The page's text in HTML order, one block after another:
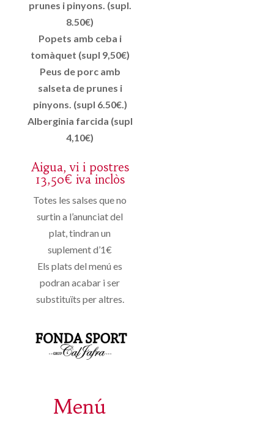
prunes i pinyons. (supl.
8.50€)
Popets amb ceba i
tomàquet (supl 9,50€)
Peus de porc amb
salseta de prunes i
pinyons. (supl 6.50€.)
Alberginia farcida (supl
4,10€)
Aigua, vi i postres
13,50€ iva inclòs
Totes les salses que no
surtin a l’anunciat del
plat, tindran un
suplement d’1€
Els plats del menú es
podran acabar i ser
substituïts per altres.
Menú